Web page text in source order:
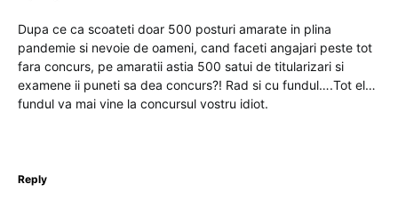
Dupa ce ca scoateti doar 500 posturi amarate in plina
pandemie si nevoie de oameni, cand faceti angajari peste tot
fara concurs, pe amaratii astia 500 satui de titularizari si
examene ii puneti sa dea concurs?! Rad si cu fundul….Tot el…
fundul va mai vine la concursul vostru idiot.
Reply